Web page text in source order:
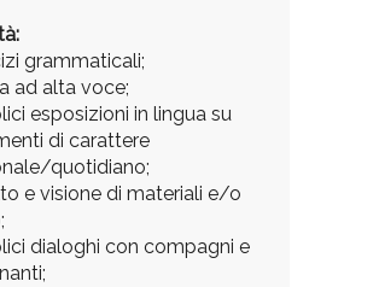
grammaticali;
ad alta voce;
esposizioni in lingua su
di carattere
quotidiano;
e visione di materiali e/o
dialoghi con compagni e